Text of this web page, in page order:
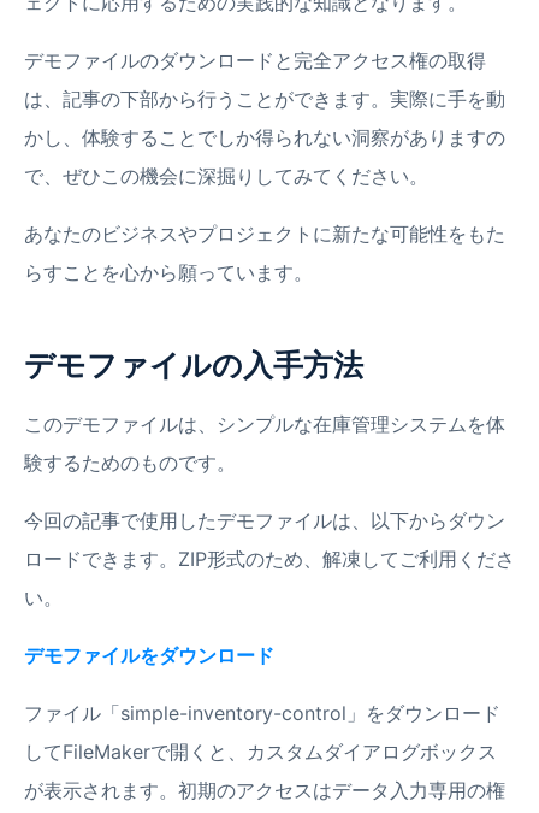
デモファイルのダウンロードと完全アクセス権の取得
は、記事の下部から行うことができます。実際に手を動
かし、体験することでしか得られない洞察がありますの
で、ぜひこの機会に深掘りしてみてください。
あなたのビジネスやプロジェクトに新たな可能性をもた
らすことを心から願っています。
デモファイルの入手方法
このデモファイルは、シンプルな在庫管理システムを体
験するためのものです。
今回の記事で使用したデモファイルは、以下からダウン
ロードできます。ZIP形式のため、解凍してご利用くださ
い。
デモファイルをダウンロード
ファイル「simple-inventory-control」をダウンロード
してFileMakerで開くと、カスタムダイアログボックス
が表示されます。初期のアクセスはデータ入力専用の権